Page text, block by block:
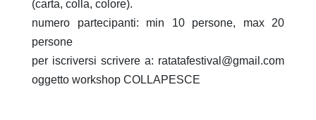
(carta, colla, colore).
numero partecipanti: min 10 persone, max 20
persone
per iscriversi scrivere a: ratatafestival@gmail.com
oggetto workshop COLLAPESCE